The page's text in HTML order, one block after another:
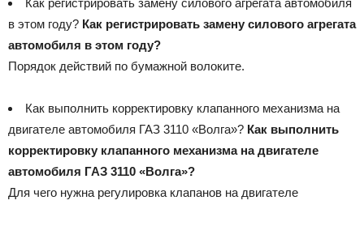
в этом году? Как регистрировать замену силового агрегата
автомобиля в этом году?
Порядок действий по бумажной волоките.
Как выполнить корректировку клапанного механизма на
двигателе автомобиля ГАЗ 3110 «Волга»? Как выполнить
корректировку клапанного механизма на двигателе
автомобиля ГАЗ 3110 «Волга»?
Для чего нужна регулировка клапанов на двигателе